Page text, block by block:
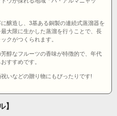
醸造し、3基ある銅製の連続式蒸溜器を
大限に生かした蒸溜を行うことで、長
クがつくられます。
醇なフルーツの香味が特徴的で、年代
すすめです。
いなどの贈り物にもぴったりです!
】